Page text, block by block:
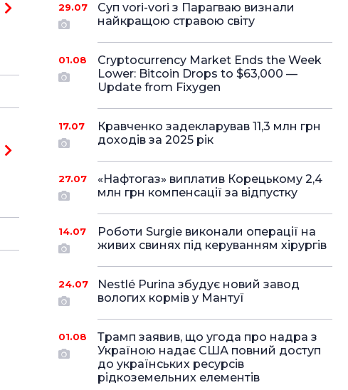
29.07
Суп vori-vori з Парагваю визнали
найкращою стравою світу
01.08
Cryptocurrency Market Ends the Week
Lower: Bitcoin Drops to $63,000 —
Update from Fixygen
17.07
Кравченко задекларував 11,3 млн грн
доходів за 2025 рік
27.07
«Нафтогаз» виплатив Корецькому 2,4
млн грн компенсації за відпустку
14.07
Роботи Surgie виконали операції на
живих свинях під керуванням хірургів
24.07
Nestlé Purina збудує новий завод
вологих кормів у Мантуї
01.08
Трамп заявив, що угода про надра з
Україною надає США повний доступ
до українських ресурсів
рідкоземельних елементів